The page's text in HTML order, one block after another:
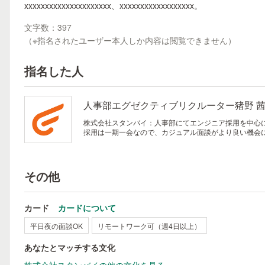
xxxxxxxxxxxxxxxxxxxxx、xxxxxxxxxxxxxxxxxx。
文字数：397
（※指名されたユーザー本人しか内容は閲覧できません）
指名した人
人事部エグゼクティブリクルーター猪野 茜
株式会社スタンバイ：人事部にてエンジニア採用を中心
採用は一期一会なので、カジュアル面談がより良い機会
その他
カード カードについて
平日夜の面談OK リモートワーク可（週4日以上）
あなたとマッチする文化